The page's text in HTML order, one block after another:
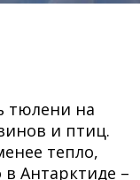
тюлени на
и птиц.
тепло,
Антарктиде –